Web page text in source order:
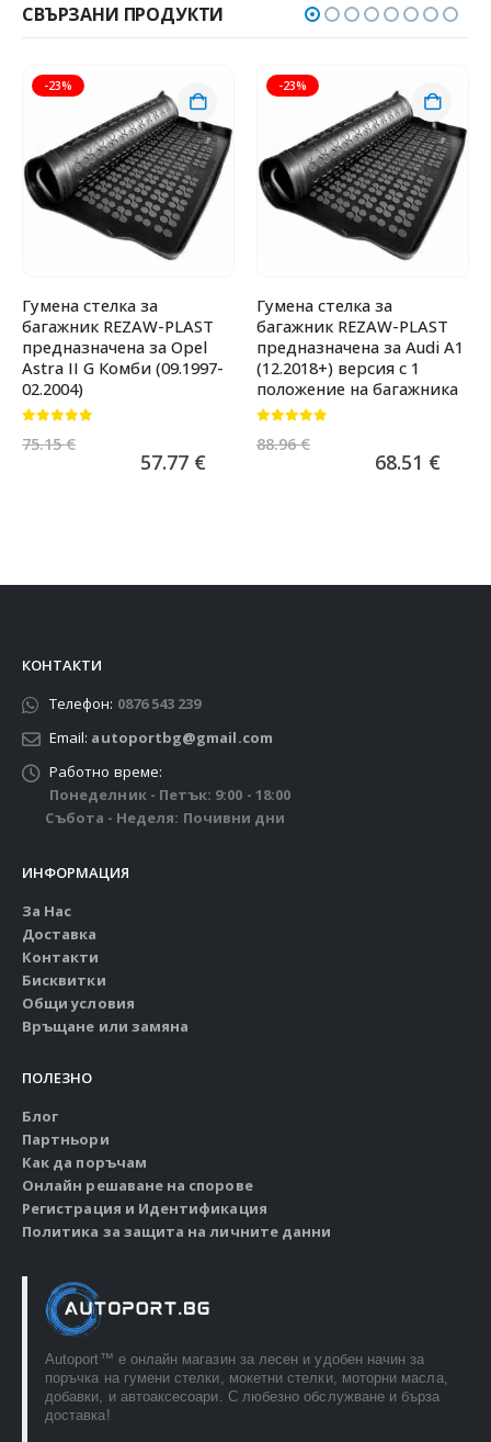
СВЪРЗАНИ ПРОДУКТИ
-23%
Гумена стелка за
багажник REZAW-PLAST
предназначена за Opel
Astra II G Комби (09.1997-
02.2004)
75.15€
57.77 €
-23%
Гумена стелка за
багажник REZAW-PLAST
предназначена за Audi A1
(12.2018+) версия с 1
положение на багажника
88.96€
68.51 €
КОНТАКТИ
Телефон: 0876 543 239
Email: autoportbg@gmail.com
Работно време:
Понеделник - Петък: 9:00 - 18:00
Събота - Неделя: Почивни дни
ИНФОРМАЦИЯ
За Нас
Доставка
Контакти
Бисквитки
Общи условия
Връщане или замяна
ПОЛЕЗНО
Блог
Партньори
Как да поръчам
Онлайн решаване на спорове
Регистрация и Идентификация
Политика за защита на личните данни
Autoport™ e онлайн магазин за лесен и удобен начин за
поръчка на гумени стелки, мокетни стелки, моторни масла,
добавки, и автоаксесоари. С любезно обслужване и бърза
доставка!